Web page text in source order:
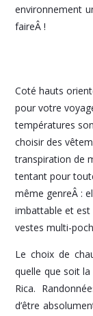
environnement
faireÂ !
Coté hauts
pour votre
températures
choisir des
transpiration de
tentant pour
même genreÂ :
imbattable et est
vestes multi-
Le choix de
quelle que soit
Rica.
d’être